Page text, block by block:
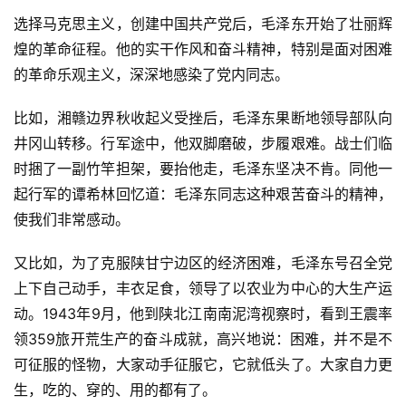
选择马克思主义，创建中国共产党后，毛泽东开始了壮丽辉
煌的革命征程。他的实干作风和奋斗精神，特别是面对困难
的革命乐观主义，深深地感染了党内同志。
比如，湘赣边界秋收起义受挫后，毛泽东果断地领导部队向
井冈山转移。行军途中，他双脚磨破，步履艰难。战士们临
时捆了一副竹竿担架，要抬他走，毛泽东坚决不肯。同他一
起行军的谭希林回忆道：毛泽东同志这种艰苦奋斗的精神，
使我们非常感动。
又比如，为了克服陕甘宁边区的经济困难，毛泽东号召全党
上下自己动手，丰衣足食，领导了以农业为中心的大生产运
动。1943年9月，他到陕北江南南泥湾视察时，看到王震率
领359旅开荒生产的奋斗成就，高兴地说：困难，并不是不
可征服的怪物，大家动手征服它，它就低头了。大家自力更
生，吃的、穿的、用的都有了。